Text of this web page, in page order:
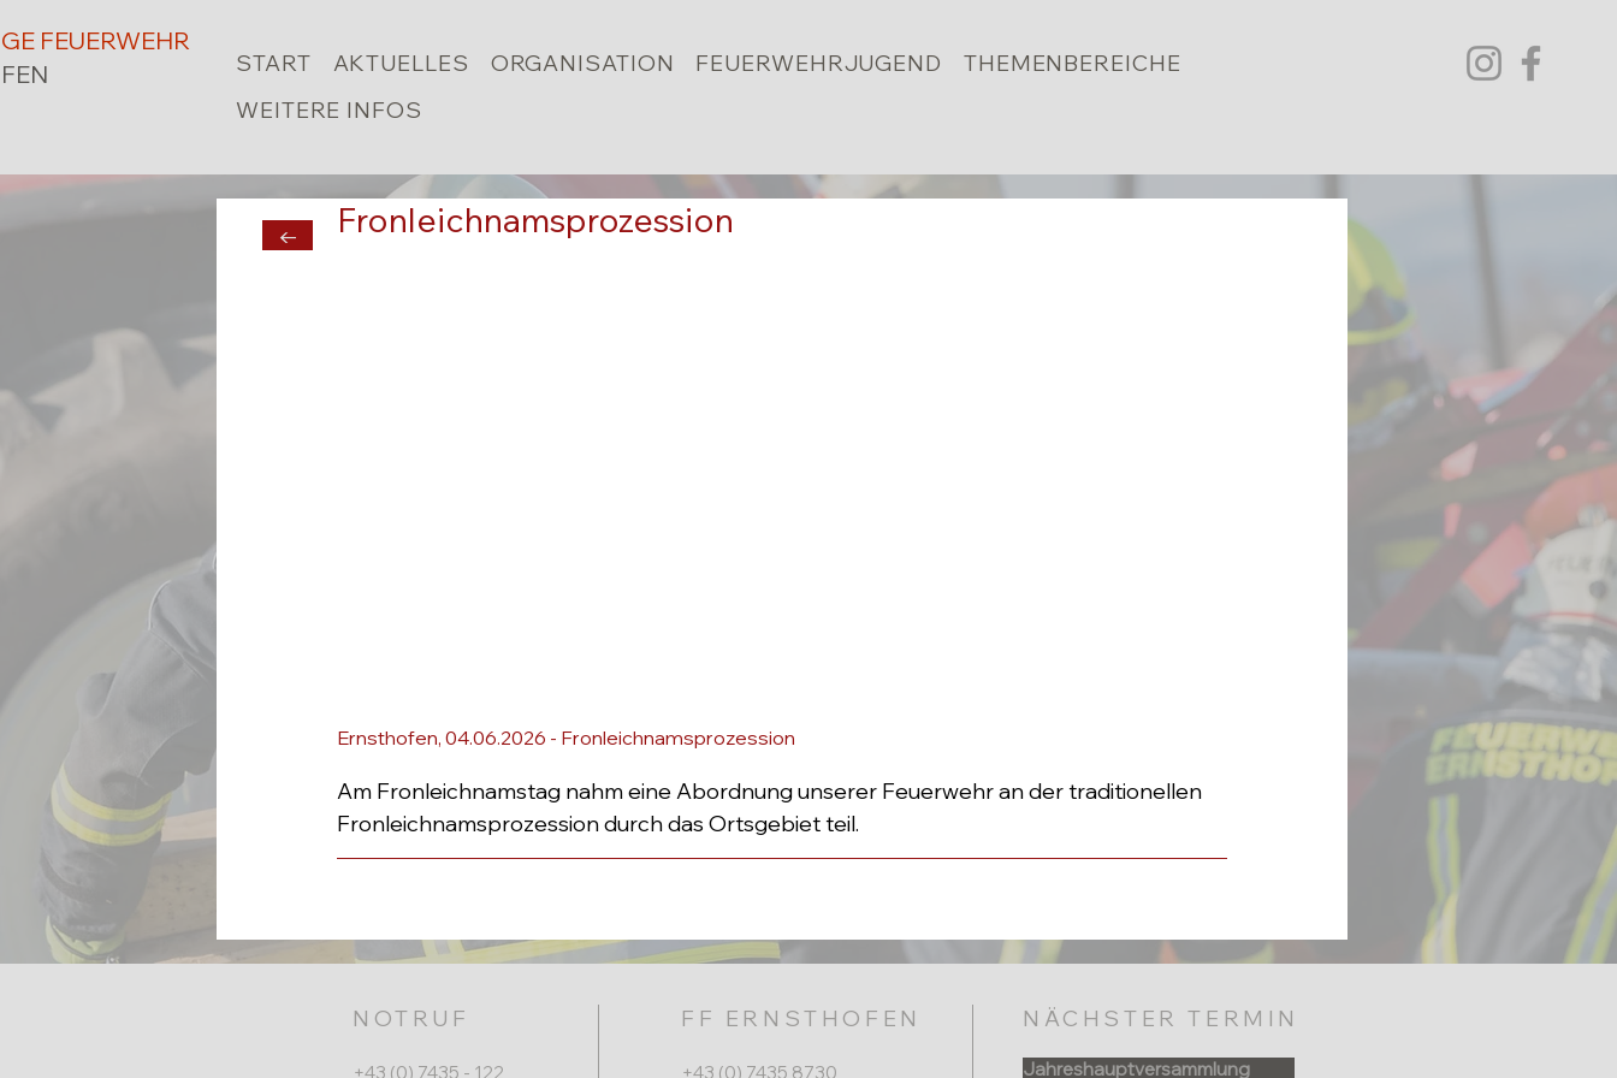
FEUERWEHR
START AKTUELLES ORGANISATION FEUERWEHRJUGEND
THEMENBEREICHE
WEITERE INFOS
Fronleichnamsprozession
Ernsthofen, 04.06.2026 - Fronleichnamsprozession
Am Fronleichnamstag nahm eine Abordnung unserer Feuerwehr an der traditionellen
Fronleichnamsprozession durch das Ortsgebiet teil.
←
NOTRUF
+43 (0) 7435 - 122
FF ERNSTHOFEN
+43 (0) 7435 8730
NÄCHSTER TERMIN
Jahreshauptversammlung